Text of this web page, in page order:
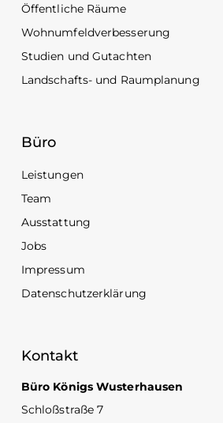
Öffentliche Räume
Wohnumfeldverbesserung
Studien und Gutachten
Landschafts- und Raumplanung
Büro
Leistungen
Team
Ausstattung
Jobs
Impressum
Datenschutzerklärung
Kontakt
Büro Königs Wusterhausen
Schloßstraße 7